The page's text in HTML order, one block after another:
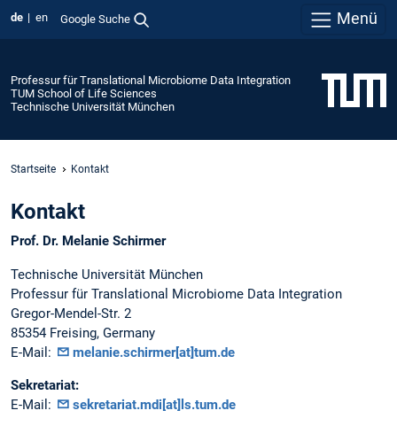
de en Google Suche Menü
Professur für Translational Microbiome Data Integration
TUM School of Life Sciences
Technische Universität München
Startseite Kontakt
Kontakt
Prof. Dr. Melanie Schirmer
Technische Universität München
Professur für Translational Microbiome Data Integration
Gregor-Mendel-Str. 2
85354 Freising, Germany
E-Mail:
melanie.schirmer[at]tum.de
Sekretariat:
E-Mail:
sekretariat.mdi[at]ls.tum.de